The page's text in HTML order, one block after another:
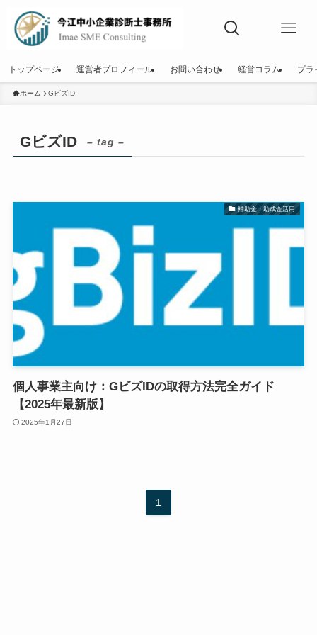
トップページ 運営者プロフィール お問い合わせ 経営コラム プラ
ホーム GビズID
GビズID – tag –
補助金・助成金活用
個人事業主向け：GビズIDの取得方法完全ガイド
【2025年最新版】
2025年1月27日
1